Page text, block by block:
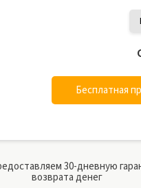
Бесплатная
30-дневную
возврата денег